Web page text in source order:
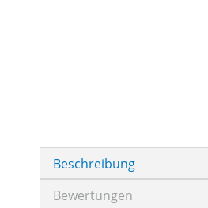
Beschreibung
Bewertungen